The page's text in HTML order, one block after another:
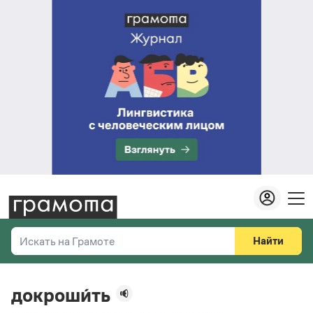
Искать на Грамоте
Справочная служба
Найти
докроши́ть